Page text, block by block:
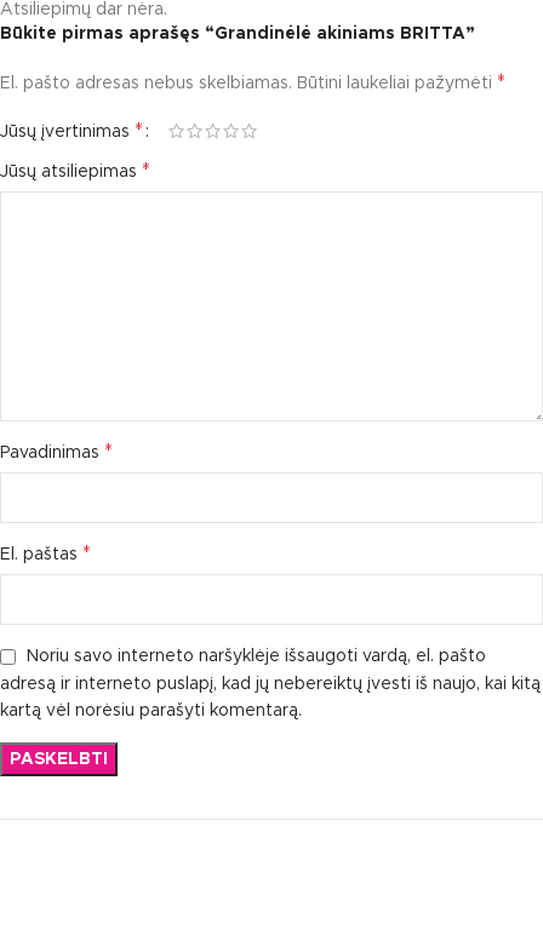
Atsiliepimų dar nėra.
Būkite pirmas aprašęs “Grandinėlė akiniams BRITTA”
El. pašto adresas nebus skelbiamas. Būtini laukeliai pažymėti *
Jūsų įvertinimas *
Jūsų atsiliepimas *
Pavadinimas *
El. paštas *
Noriu savo interneto naršyklėje išsaugoti vardą, el. pašto
adresą ir interneto puslapį, kad jų nebereiktų įvesti iš naujo, kai kitą
kartą vėl norėsiu parašyti komentarą.